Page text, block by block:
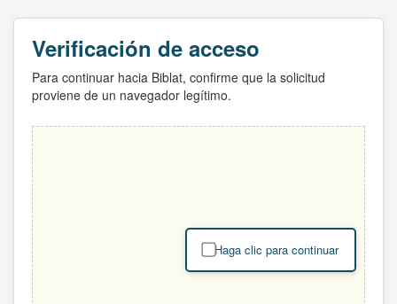
Verificación de acceso
Para continuar hacia Biblat, confirme que la solicitud
proviene de un navegador legítimo.
Haga clic para continuar